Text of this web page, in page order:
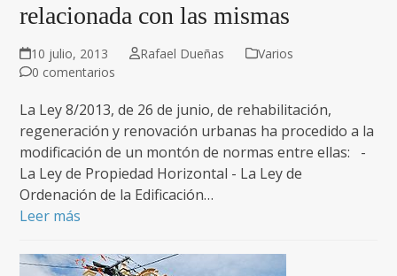
relacionada con las mismas
10 julio, 2013 Rafael Dueñas
Varios
0 comentarios
La Ley 8/2013, de 26 de junio, de rehabilitación,
regeneración y renovación urbanas ha procedido a la
modificación de un montón de normas entre ellas: -
La Ley de Propiedad Horizontal - La Ley de
Ordenación de la Edificación…
Leer más